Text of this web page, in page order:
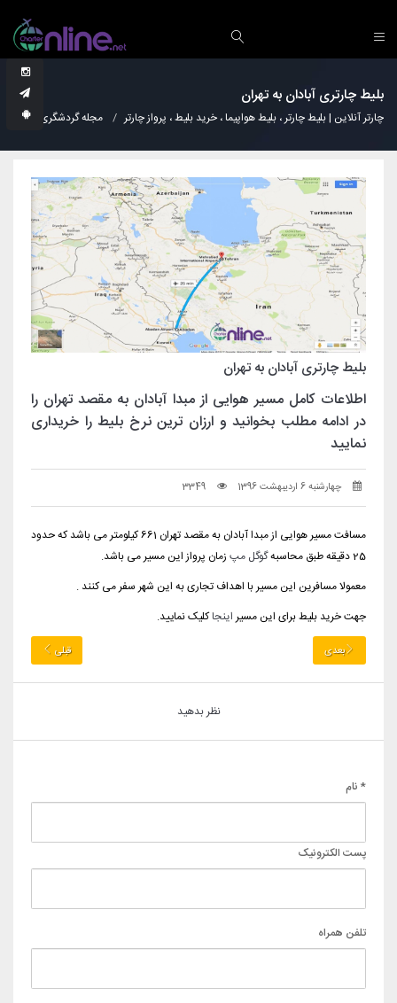
بلیط چارتری آبادان به تهران
چارتر آنلاین | بلیط چارتر ، بلیط هواپیما ، خرید بلیط ، پرواز چارتر مجله گردشگری
بلیط چارتری آبادان به تهران
اطلاعات کامل مسیر هوایی از مبدا آبادان به مقصد تهران را
در ادامه مطلب بخوانید و ارزان ترین نرخ بلیط را خریداری
نمایید
چهارشنبه 6 اردیبهشت 1396 3349
مسافت مسیر هوایی از مبدا آبادان به مقصد تهران 661 کیلومتر می باشد که حدود
25 دقیقه طبق محاسبه
گوگل مپ زمان پرواز این مسیر می باشد.
معمولا مسافرین این مسیر با اهداف تجاری به این شهر سفر می کنند .
جهت خرید بلیط برای این مسیر اینجاکلیک نمایید.
بعدی قبلی
نظر بدهید
* نام
پست الکترونیک
تلفن همراه